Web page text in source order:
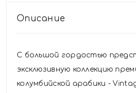
Описание
С большой гордостью
эксклюзивную коллекцию
колумбийской арабики -